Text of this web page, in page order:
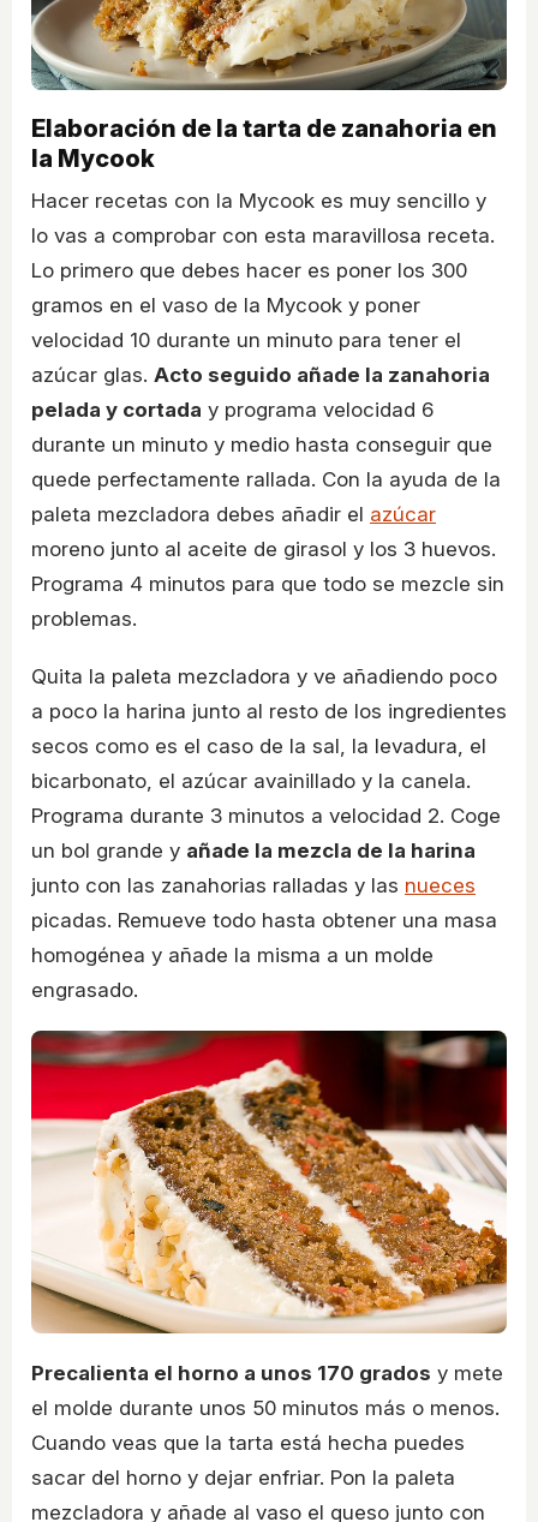
Elaboración de la tarta de zanahoria en
la Mycook
Hacer recetas con la Mycook es muy sencillo y
lo vas a comprobar con esta maravillosa receta.
Lo primero que debes hacer es poner los 300
gramos en el vaso de la Mycook y poner
velocidad 10 durante un minuto para tener el
azúcar glas. Acto seguido añade la zanahoria
pelada y cortada y programa velocidad 6
durante un minuto y medio hasta conseguir que
quede perfectamente rallada. Con la ayuda de la
paleta mezcladora debes añadir el azúcar
moreno junto al aceite de girasol y los 3 huevos.
Programa 4 minutos para que todo se mezcle sin
problemas.
Quita la paleta mezcladora y ve añadiendo poco
a poco la harina junto al resto de los ingredientes
secos como es el caso de la sal, la levadura, el
bicarbonato, el azúcar avainillado y la canela.
Programa durante 3 minutos a velocidad 2. Coge
un bol grande y añade la mezcla de la harina
junto con las zanahorias ralladas y las nueces
picadas. Remueve todo hasta obtener una masa
homogénea y añade la misma a un molde
engrasado.
Precalienta el horno a unos 170 grados y mete
el molde durante unos 50 minutos más o menos.
Cuando veas que la tarta está hecha puedes
sacar del horno y dejar enfriar. Pon la paleta
mezcladora y añade al vaso el queso junto con